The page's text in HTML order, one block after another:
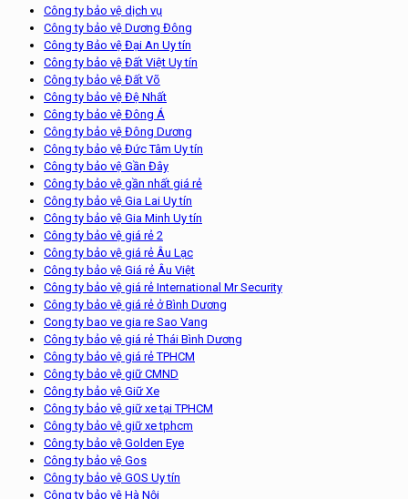
Công ty bảo vệ dịch vụ
Công ty bảo vệ Dương Đông
Công ty Bảo vệ Đại An Uy tín
Công ty bảo vệ Đất Việt Uy tín
Công ty bảo vệ Đất Võ
Công ty bảo vệ Đệ Nhất
Công ty bảo vệ Đông Á
Công ty bảo vệ Đông Dương
Công ty bảo vệ Đức Tâm Uy tín
Công ty bảo vệ Gần Đây
Công ty bảo vệ gần nhất giá rẻ
Công ty bảo vệ Gia Lai Uy tín
Công ty bảo vệ Gia Minh Uy tín
Công ty bảo vệ giá rẻ 2
Công ty bảo vệ giá rẻ Âu Lạc
Công ty bảo vệ Giá rẻ Âu Việt
Công ty bảo vệ giá rẻ International Mr Security
Công ty bảo vệ giá rẻ ở Bình Dương
Cong ty bao ve gia re Sao Vang
Công ty bảo vệ giá rẻ Thái Bình Dương
Công ty bảo vệ giá rẻ TPHCM
Công ty bảo vệ giữ CMND
Công ty bảo vệ Giữ Xe
Công ty bảo vệ giữ xe tại TPHCM
Công ty bảo vệ giữ xe tphcm
Công ty bảo vệ Golden Eye
Công ty bảo vệ Gos
Công ty bảo vệ GOS Uy tín
Công ty bảo vệ Hà Nội